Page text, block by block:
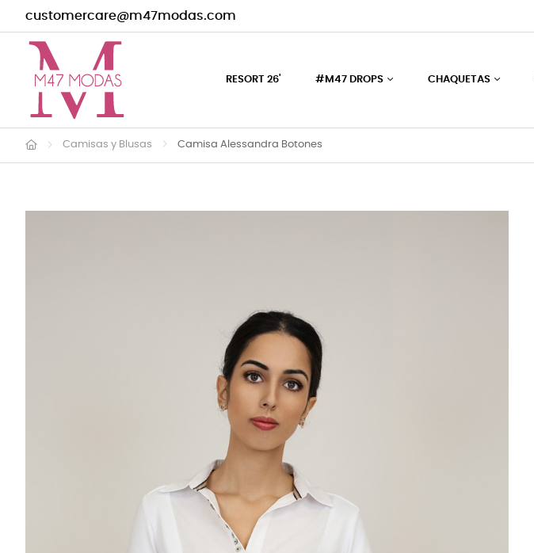
customercare@m47modas.com
RESORT 26' #M47 DROPS CHAQUETAS
Camisas y Blusas Camisa Alessandra Botones